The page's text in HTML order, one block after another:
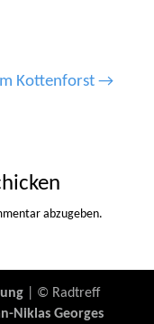
Kottenforst →
abzugeben.
| © Radtreff
Niklas Georges